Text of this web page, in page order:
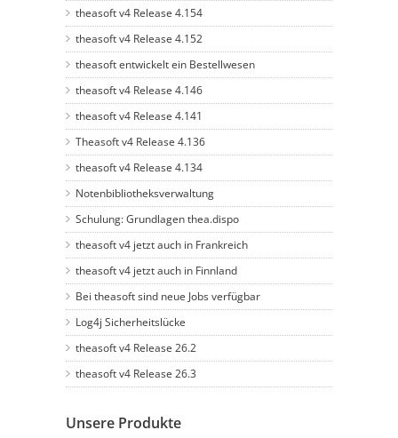
theasoft v4 Release 4.154
theasoft v4 Release 4.152
theasoft entwickelt ein Bestellwesen
theasoft v4 Release 4.146
theasoft v4 Release 4.141
Theasoft v4 Release 4.136
theasoft v4 Release 4.134
Notenbibliotheksverwaltung
Schulung: Grundlagen thea.dispo
theasoft v4 jetzt auch in Frankreich
theasoft v4 jetzt auch in Finnland
Bei theasoft sind neue Jobs verfügbar
Log4j Sicherheitslücke
theasoft v4 Release 26.2
theasoft v4 Release 26.3
Unsere Produkte